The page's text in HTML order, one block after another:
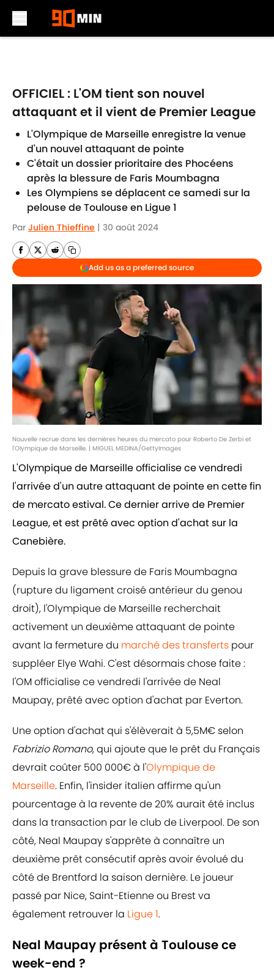
OFFICIEL : L'OM tient son nouvel
attaquant et il vient de Premier League
L'Olympique de Marseille enregistre la venue
d'un nouvel attaquant de pointe
C'était un dossier prioritaire des Phocéens
après la blessure de Faris Moumbagna
Les Olympiens se déplacent ce samedi sur la
pelouse de Toulouse en Ligue 1
Par Julien Thieffine | 30 août 2024
Add us as a preferred source
Nouvelle recrue dans les dernières heures du mercato pour Roberto De Zerbi et
l'Olympique de Marseille. | MIGUEL MEDINA/GettyImages
L'Olympique de Marseille officialise ce vendredi
l'arrivée d'un autre attaquant de pointe en cette fin
de mercato estival. Ce dernier arrive de Premier
League, et est prêté avec option d'achat sur la
Canebière.
Depuis la grave blessure de Faris Moumbagna
(rupture du ligament croisé antérieur du genou
droit), l'Olympique de Marseille recherchait
activement un deuxième attaquant de pointe
avant la fermeture du marché des transferts pour
suppléer Elye Wahi. C'est désormais chose faite :
l'OM officialise ce vendredi l'arrivée de Neal
Maupay, prêté avec option d'achat par Everton.
Une option d'achat qui s'élèverait à 5,5M€ selon
Fabrizio Romano, qui ajoute que le prêt du Français
devrait coûter 500 000€ à l'Olympique de
Marseille. Enfin, l'insider italien affirme qu'un
pourcentage à la revente de 20% aurait été inclus
dans la transaction par le club de Liverpool. De son
côté, Neal Maupay s'apprête à connaître un
deuxième prêt consécutif après avoir évolué du
côté de Brentford la saison dernière. Le joueur
passé par Nice, Saint-Etienne ou Brest va
également retrouver la Ligue 1.
Neal Maupay présent à Toulouse ce
week-end ?